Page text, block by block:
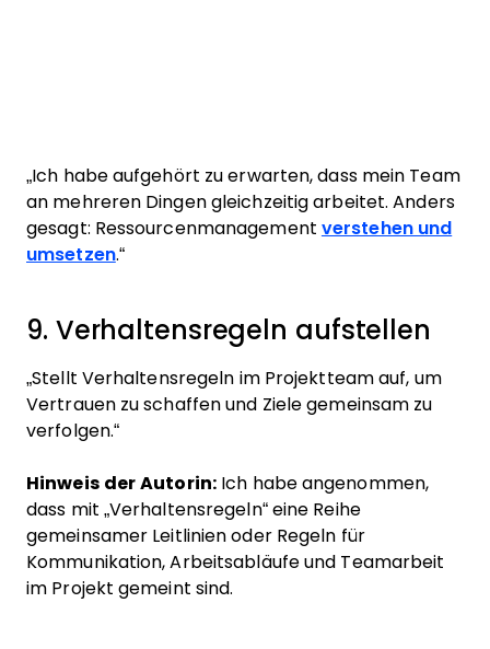
„Ich habe aufgehört zu erwarten, dass mein Team
an mehreren Dingen gleichzeitig arbeitet. Anders
gesagt: Ressourcenmanagement verstehen und
umsetzen.“
9. Verhaltensregeln aufstellen
„Stellt Verhaltensregeln im Projektteam auf, um
Vertrauen zu schaffen und Ziele gemeinsam zu
verfolgen.“
Hinweis der Autorin: Ich habe angenommen,
dass mit „Verhaltensregeln“ eine Reihe
gemeinsamer Leitlinien oder Regeln für
Kommunikation, Arbeitsabläufe und Teamarbeit
im Projekt gemeint sind.